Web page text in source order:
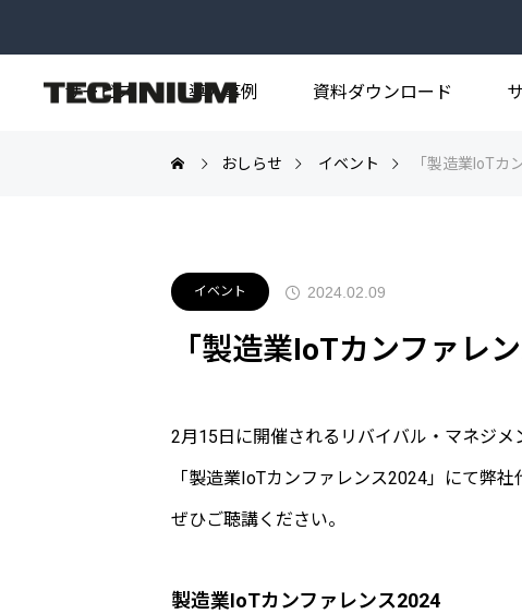
サービス 導入事例 資料ダウンロード
活用例
おしらせ イベント 「製造業IoTカ
イベント 2024.02.09
「製造業IoTカンファレ
2月15日に開催されるリバイバル・マネジ
「製造業IoTカンファレンス2024」にて弊社
ぜひご聴講ください。
製造業IoTカンファレンス2024